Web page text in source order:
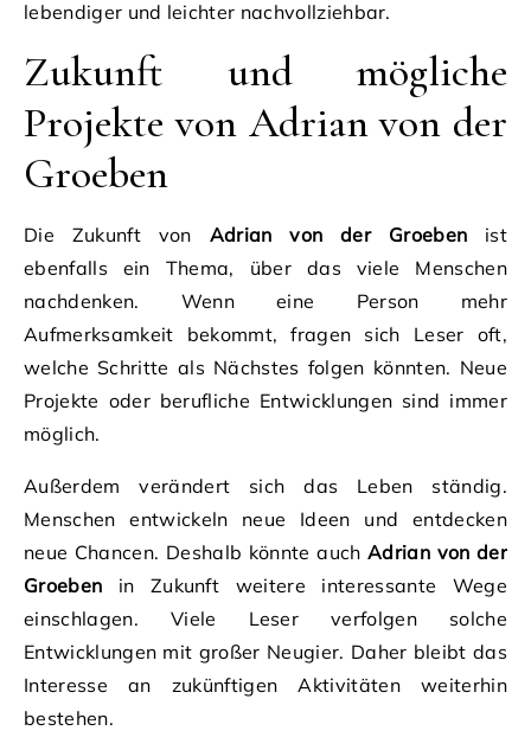
lebendiger und leichter nachvollziehbar.
Zukunft und mögliche
Projekte von Adrian von der
Groeben
Die Zukunft von Adrian von der Groeben ist
ebenfalls ein Thema, über das viele Menschen
nachdenken. Wenn eine Person mehr
Aufmerksamkeit bekommt, fragen sich Leser oft,
welche Schritte als Nächstes folgen könnten. Neue
Projekte oder berufliche Entwicklungen sind immer
möglich.
Außerdem verändert sich das Leben ständig.
Menschen entwickeln neue Ideen und entdecken
neue Chancen. Deshalb könnte auchAdrian von der
Groeben in Zukunft weitere interessante Wege
einschlagen. Viele Leser verfolgen solche
Entwicklungen mit großer Neugier. Daher bleibt das
Interesse an zukünftigen Aktivitäten weiterhin
bestehen.